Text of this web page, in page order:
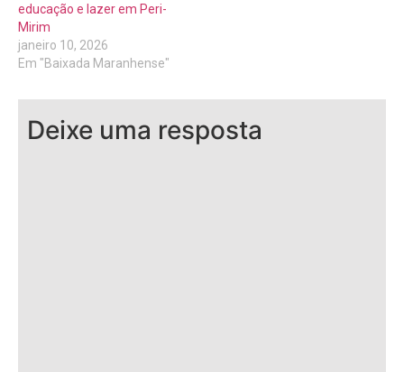
educação e lazer em Peri-
Mirim
janeiro 10, 2026
Em "Baixada Maranhense"
Deixe uma resposta